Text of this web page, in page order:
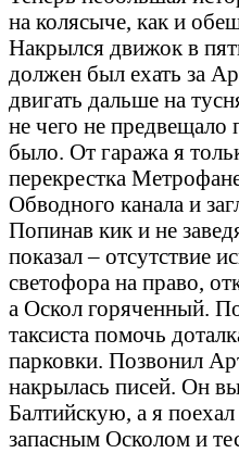
на колясыче, как и
Накрылся движок в
должен был ехать за
двигать дальше на
не чего не предвещало
было. От гаража я
перекрестка
Обводного канала и
Попинав кик и не
показал – отсутствие
светофора на право,
а Оскол горяченный.
таксиста помочь
парковки. Позвонил
накрылась писей. Он
Балтийскую, а я
запасным Осколом и